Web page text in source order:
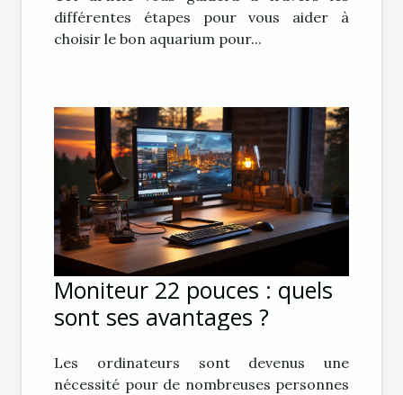
différentes étapes pour vous aider à
choisir le bon aquarium pour...
Moniteur 22 pouces : quels
sont ses avantages ?
Les ordinateurs sont devenus une
nécessité pour de nombreuses personnes